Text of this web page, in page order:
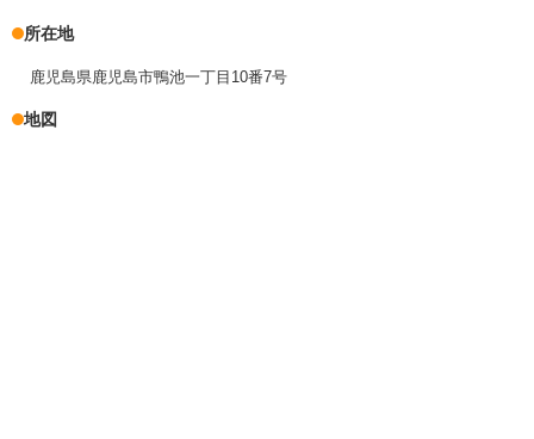
所在地
鹿児島県鹿児島市鴨池一丁目10番7号
地図